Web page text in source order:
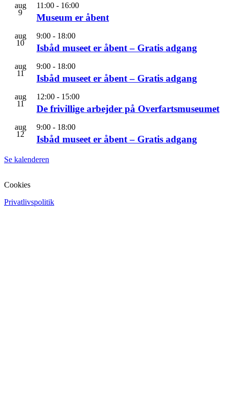
aug
9
11:00 - 16:00
Museum er åbent
aug
10
9:00 - 18:00
Isbåd museet er åbent – Gratis adgang
aug
11
9:00 - 18:00
Isbåd museet er åbent – Gratis adgang
aug
11
12:00 - 15:00
De frivillige arbejder på Overfartsmuseumet
aug
12
9:00 - 18:00
Isbåd museet er åbent – Gratis adgang
Se kalenderen
Cookies
Privatlivspolitik